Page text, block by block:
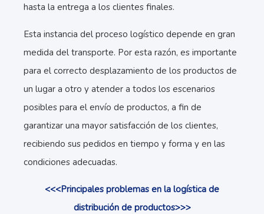
hasta la entrega a los clientes finales.
Esta instancia del proceso logístico depende en gran
medida del transporte. Por esta razón, es importante
para el correcto desplazamiento de los productos de
un lugar a otro y atender a todos los escenarios
posibles para el envío de productos, a fin de
garantizar una mayor satisfacción de los clientes,
recibiendo sus pedidos en tiempo y forma y en las
condiciones adecuadas.
<<<Principales problemas en la logística de
distribución de productos>>>